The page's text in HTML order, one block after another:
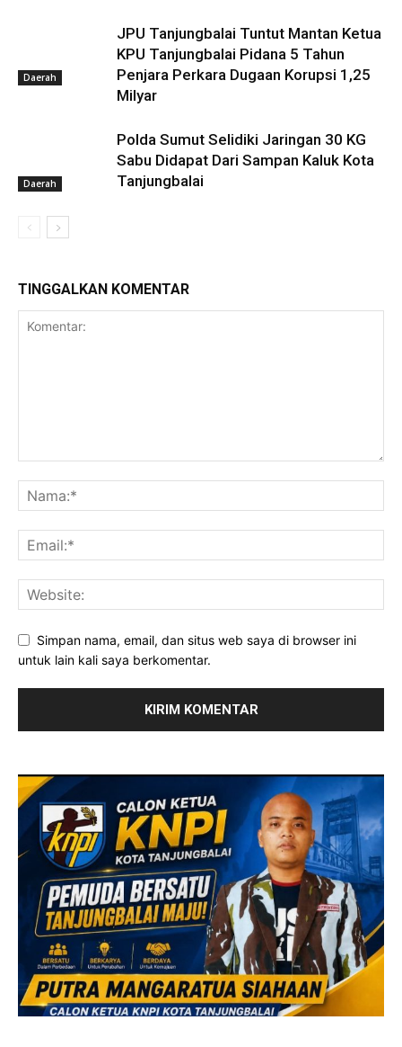
Daerah
JPU Tanjungbalai Tuntut Mantan Ketua
KPU Tanjungbalai Pidana 5 Tahun
Penjara Perkara Dugaan Korupsi 1,25
Milyar
Daerah
Polda Sumut Selidiki Jaringan 30 KG
Sabu Didapat Dari Sampan Kaluk Kota
Tanjungbalai
TINGGALKAN KOMENTAR
Simpan nama, email, dan situs web saya di browser ini
untuk lain kali saya berkomentar.